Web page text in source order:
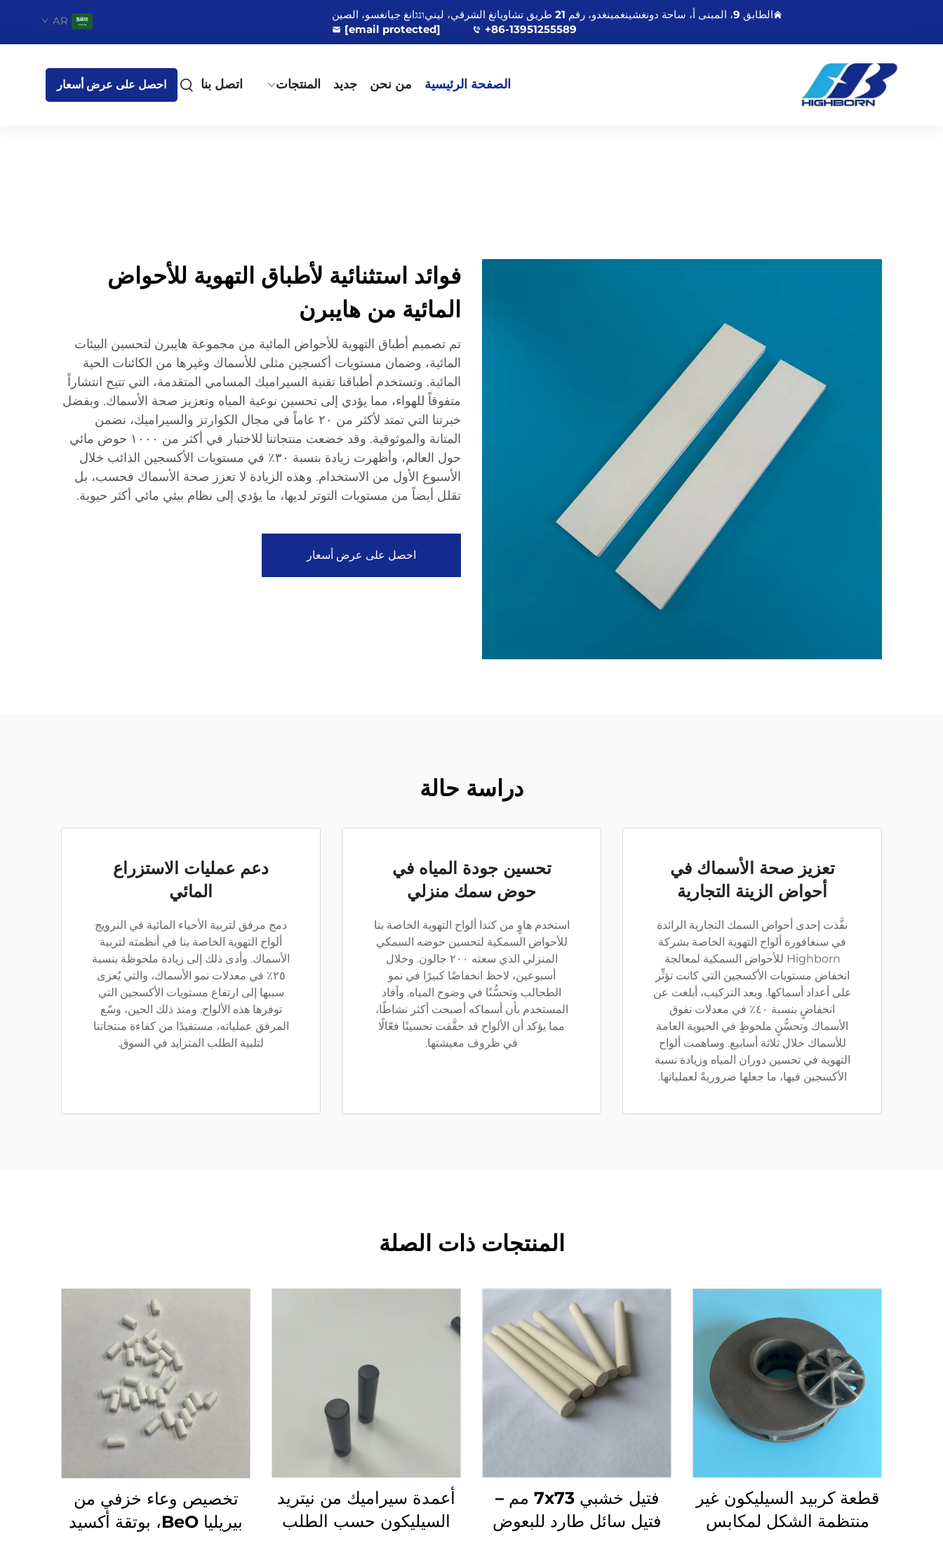
الطابق 9، المبنى أ، ساحة دونغشينغمينغدو، رقم 21 طريق تشاويانغ الشرقي، لينيונגانغ جيانغسو، الصين
+86-13951255589
[email protected]
AR
الصفحة الرئيسية من نحن جديد المنتجات اتصل بنا احصل على عرض أسعار
فوائد استثنائية لأطباق التهوية للأحواض
المائية من هايبرن
تم تصميم أطباق التهوية للأحواض المائية من مجموعة هايبرن لتحسين البيئات
المائية، وضمان مستويات أكسجين مثلى للأسماك وغيرها من الكائنات الحية
المائية. وتستخدم أطباقنا تقنية السيراميك المسامي المتقدمة، التي تتيح انتشاراً
متفوقاً للهواء، مما يؤدي إلى تحسين نوعية المياه وتعزيز صحة الأسماك. وبفضل
خبرتنا التي تمتد لأكثر من ٢٠ عاماً في مجال الكوارتز والسيراميك، نضمن
المتانة والموثوقية. وقد خضعت منتجاتنا للاختبار في أكثر من ١٠٠٠ حوض مائي
حول العالم، وأظهرت زيادة بنسبة ٣٠٪ في مستويات الأكسجين الذائب خلال
الأسبوع الأول من الاستخدام. وهذه الزيادة لا تعزز صحة الأسماك فحسب، بل
تقلل أيضاً من مستويات التوتر لديها، ما يؤدي إلى نظام بيئي مائي أكثر حيوية.
احصل على عرض أسعار
دراسة حالة
تعزيز صحة الأسماك في
أحواض الزينة التجارية
نفَّذت إحدى أحواض السمك التجارية الرائدة
في سنغافورة ألواح التهوية الخاصة بشركة
Highborn للأحواض السمكية لمعالجة
انخفاض مستويات الأكسجين التي كانت تؤثِّر
على أعداد أسماكها. وبعد التركيب، أبلغت عن
انخفاضٍ بنسبة ٤٠٪ في معدلات نفوق
الأسماك وتحسُّنٍ ملحوظٍ في الحيوية العامة
للأسماك خلال ثلاثة أسابيع. وساهمت ألواح
التهوية في تحسين دوران المياه وزيادة نسبة
الأكسجين فيها، ما جعلها ضروريةً لعملياتها.
تحسين جودة المياه في
حوض سمك منزلي
استخدم هاوٍ من كندا ألواح التهوية الخاصة بنا
للأحواض السمكية لتحسين حوضه السمكي
المنزلي الذي سعته ٢٠٠ جالون. وخلال
أسبوعين، لاحظ انخفاضًا كبيرًا في نمو
الطحالب وتحسُّنًا في وضوح المياه. وأفاد
المستخدم بأن أسماكه أصبحت أكثر نشاطًا،
مما يؤكد أن الألواح قد حقَّقت تحسينًا فعّالًا
في ظروف معيشتها.
دعم عمليات الاستزراع
المائي
دمج مرفق لتربية الأحياء المائية في النرويج
ألواح التهوية الخاصة بنا في أنظمته لتربية
الأسماك. وأدى ذلك إلى زيادة ملحوظة بنسبة
٢٥٪ في معدلات نمو الأسماك، والتي يُعزى
سببها إلى ارتفاع مستويات الأكسجين التي
توفرها هذه الألواح. ومنذ ذلك الحين، وسّع
المرفق عملياته، مستفيدًا من كفاءة منتجاتنا
لتلبية الطلب المتزايد في السوق.
المنتجات ذات الصلة
قطعة كربيد السيليكون غير
منتظمة الشكل لمكابس
فتيل خشبي 7x73 مم –
فتيل سائل طارد للبعوض
أعمدة سيراميك من نيتريد
السيليكون حسب الطلب
تخصيص وعاء خزفي من
بيريليا BeO، بوتقة أكسيد